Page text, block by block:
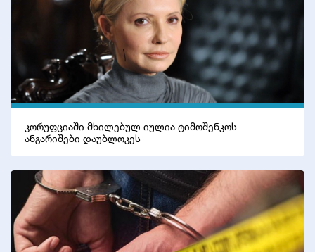
კორუფციაში მხილებულ იულია ტიმოშენკოს
ანგარიშები დაუბლოკეს